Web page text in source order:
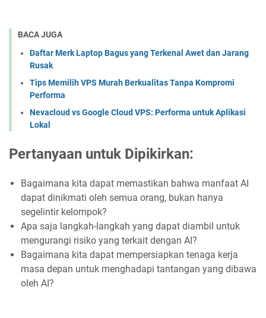
BACA JUGA
Daftar Merk Laptop Bagus yang Terkenal Awet dan Jarang
Rusak
Tips Memilih VPS Murah Berkualitas Tanpa Kompromi
Performa
Nevacloud vs Google Cloud VPS: Performa untuk Aplikasi
Lokal
Pertanyaan untuk Dipikirkan:
Bagaimana kita dapat memastikan bahwa manfaat AI
dapat dinikmati oleh semua orang, bukan hanya
segelintir kelompok?
Apa saja langkah-langkah yang dapat diambil untuk
mengurangi risiko yang terkait dengan AI?
Bagaimana kita dapat mempersiapkan tenaga kerja
masa depan untuk menghadapi tantangan yang dibawa
oleh AI?